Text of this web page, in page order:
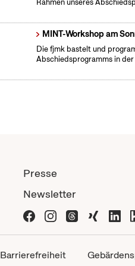
Rahmen unseres
MINT-Workshop am
Die fjmk bastelt und
Abschiedsprogramms in
Presse
Newsletter
Barrierefreiheit